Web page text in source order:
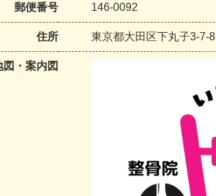
郵便番号 146-0092
住所 東京都大田区下丸子3-7-8
図・案内図